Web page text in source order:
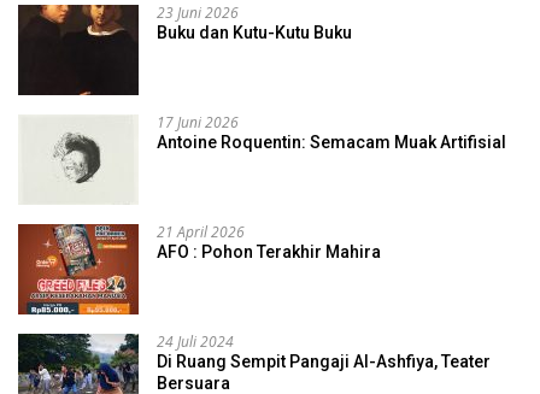
23 Juni 2026
Buku dan Kutu-Kutu Buku
17 Juni 2026
Antoine Roquentin: Semacam Muak Artifisial
21 April 2026
AFO : Pohon Terakhir Mahira
24 Juli 2024
Di Ruang Sempit Pangaji Al-Ashfiya, Teater
Bersuara